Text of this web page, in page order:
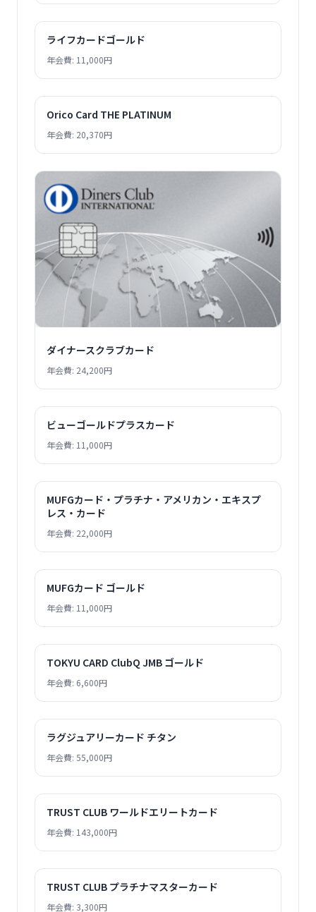
ライフカードゴールド
年会費: 11,000円
Orico Card THE PLATINUM
年会費: 20,370円
ダイナースクラブカード
年会費: 24,200円
ビューゴールドプラスカード
年会費: 11,000円
MUFGカード・プラチナ・アメリカン・エキスプ
レス・カード
年会費: 22,000円
MUFGカード ゴールド
年会費: 11,000円
TOKYU CARD ClubQ JMB ゴールド
年会費: 6,600円
ラグジュアリーカード チタン
年会費: 55,000円
TRUST CLUB ワールドエリートカード
年会費: 143,000円
TRUST CLUB プラチナマスターカード
年会費: 3,300円